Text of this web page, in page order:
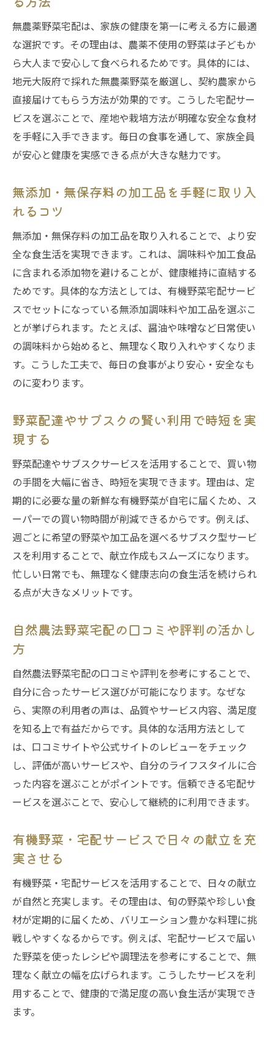
旬野菜を使ったおすすめレシピと宅配の相
性
宅配サービスで知る旬の有機野菜の魅力と
特徴
家族で楽しむ旬の有機野菜・宅配サービス
活用法
宅配サービスで始める家族の健康管理法
有機野菜・宅配サービスで叶う毎日の健康
農薬不使用野菜宅配が家族の健康を守るポ
イント
宅配サービスで簡単に実践できる栄養バラ
ンスの工夫
無添加加工品と野菜宅配で食卓の安全性を
高める
自然農法野菜宅配を取り入れた忙しい家庭
の時短術
家族の健康意識を高める有機野菜・宅配サ
ービスの魅力
無農薬野菜宅配は、家族の健康を第一に考える方に最適
な選択です。その理由は、農薬不使用の野菜は子どもか
ら大人まで安心して食べられるためです。具体的には、
地元大阪府で採れた無農薬野菜を厳選し、契約農家から
直接届けてもらう方法が効果的です。こうした宅配サー
ビスを選ぶことで、産地や栽培方法が明確な安全な食材
を手軽に入手できます。毎日の食事を通して、家族全員
が安心と健康を実感できる点が大きな魅力です。
無添加・無保存料の加工品を手軽に取り入
れるコツ
無添加・無保存料の加工品を取り入れることで、より安
全な食生活を実現できます。これは、調味料や加工食品
に含まれる添加物を避けることが、健康維持に直結する
ためです。具体的な方法としては、有機野菜宅配サービ
スでセットになっている無添加調味料や加工品を選ぶこ
とが挙げられます。たとえば、醤油や味噌など日常使い
の調味料から始めると、無理なく取り入れやすくなりま
す。こうした工夫で、毎日の食事がより安心・安全なも
のに変わります。
野菜配達やサブスクの賢い利用で時短を実
現する
野菜配達やサブスクサービスを活用することで、買い物
の手間を大幅に省き、時短を実現できます。理由は、定
期的に必要な量の新鮮な有機野菜が自宅に届くため、ス
ーパーでの買い物時間が削減できるからです。例えば、
週ごとに希望の野菜や加工品を選べるサブスク型サービ
スを利用することで、献立作成もスムーズになります。
忙しい日常でも、無理なく健康志向の食生活を続けられ
る点が大きなメリットです。
自然農法野菜宅配の口コミや評判の活かし
方
自然農法野菜宅配の口コミや評判を参考にすることで、
自分に合ったサービス選びが可能になります。なぜな
ら、実際の利用者の声は、品質やサービス内容、満足度
を知る上で有益だからです。具体的な活用方法として
は、口コミサイトや公式サイトのレビューをチェック
し、評価が高いサービスや、自分のライフスタイルに合
った内容を選ぶことがポイントです。信頼できる宅配サ
ービスを選ぶことで、安心して継続的に利用できます。
有機野菜・宅配サービスで日々の献立を充
実させる
有機野菜・宅配サービスを活用することで、日々の献立
が自然と充実します。その理由は、旬の野菜や珍しい食
材が定期的に届くため、バリエーション豊かな料理に挑
戦しやすくなるからです。例えば、宅配サービスで届い
た野菜を使ったレシピや調理法を参考にすることで、無
理なく献立の幅を広げられます。こうしたサービスを利
用することで、健康的で満足度の高い食生活が実現でき
ます。